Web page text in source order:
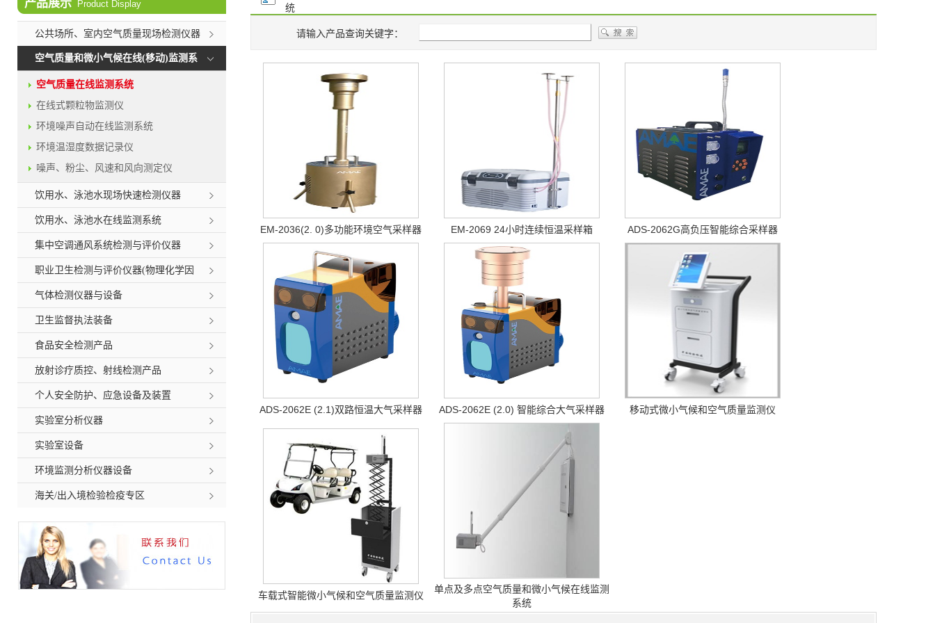
产品展示 Product Display
公共场所、室内空气质量现场检测仪器
空气质量和微小气候在线(移动)监测系
统
空气质量在线监测系统
在线式颗粒物监测仪
环境噪声自动在线监测系统
环境温湿度数据记录仪
噪声、粉尘、风速和风向测定仪
饮用水、泳池水现场快速检测仪器
饮用水、泳池水在线监测系统
集中空调通风系统检测与评价仪器
职业卫生检测与评价仪器(物理化学因
素)
气体检测仪器与设备
卫生监督执法装备
食品安全检测产品
放射诊疗质控、射线检测产品
个人安全防护、应急设备及装置
实验室分析仪器
实验室设备
环境监测分析仪器设备
海关/出入境检验检疫专区
统
请输入产品查询关键字：
EM-2036(2. 0)多功能环境空气采样器 EM-2069 24小时连续恒温采样箱 ADS-2062G高负压智能综合采样器
ADS-2062E (2.1)双路恒温大气采样器 ADS-2062E (2.0) 智能综合大气采样器 移动式微小气候和空气质量监测仪
车载式智能微小气候和空气质量监测仪
单点及多点空气质量和微小气候在线监测
系统